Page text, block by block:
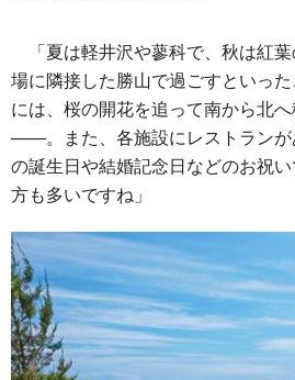
「夏は軽井沢や蓼科で、秋は紅
場に隣接した勝山で過ごすといっ
には、桜の開花を追って南から北
――。また、各施設にレストランが
の誕生日や結婚記念日などのお祝
方も多いですね」